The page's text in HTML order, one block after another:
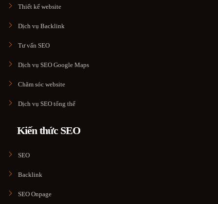
Thiết kế website
Dịch vụ Backlink
Tư vấn SEO
Dịch vụ SEO Google Maps
Chăm sóc website
Dịch vụ SEO tổng thể
Kiến thức SEO
SEO
Backlink
SEO Onpage